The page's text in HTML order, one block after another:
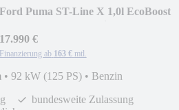
Ford Puma ST-Line X 1,0l EcoBoost
17.990 €
Finanzierung ab 163 € mtl.
• 92 kW (125 PS) • Benzin
bundesweite Zulassung